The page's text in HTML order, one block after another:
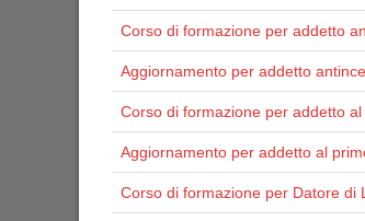
Corso di formazione per addetto
Aggiornamento per addetto
Corso di formazione per addetto
Aggiornamento per addetto al
Corso di formazione per Datore di